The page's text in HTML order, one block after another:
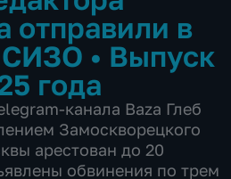
отправили в
СИЗО • Выпуск
года
канала Baza Глеб
Замоскворецкого
арестован до 20
обвинения по трем